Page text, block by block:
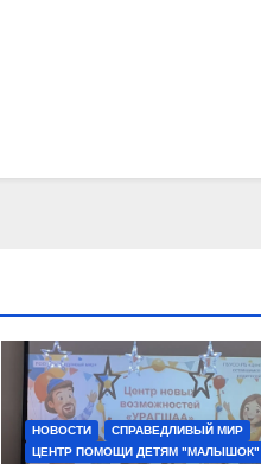
НОВОСТИ
СПРАВЕДЛИВЫЙ МИР
ЦЕНТР ПОМОЩИ ДЕТЯМ "МАЛЫШОК"